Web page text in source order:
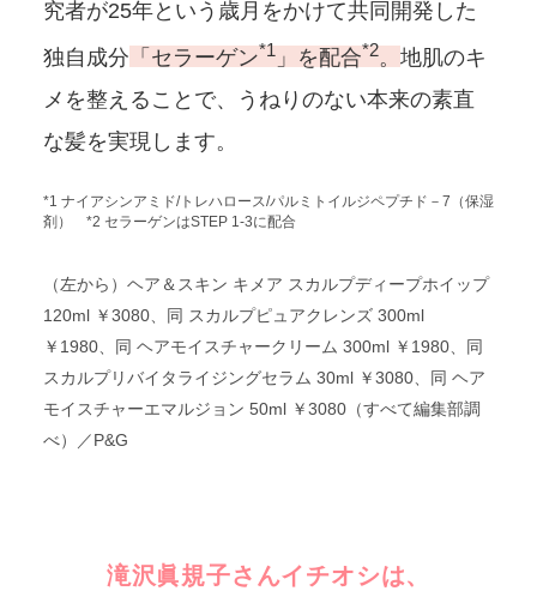
究者が25年という歳月をかけて共同開発した
独自成分 「セラーゲン*1」を配合*2。 地肌のキ
メを整えることで、うねりのない本来の素直
な髪を実現します。
*1 ナイアシンアミド/トレハロース/パルミトイルジペプチド－7（保湿
剤） *2 セラーゲンはSTEP 1-3に配合
（左から）ヘア＆スキン キメア スカルプディープホイップ
120ml ￥3080、同 スカルプピュアクレンズ 300ml
￥1980、同 ヘアモイスチャークリーム 300ml ￥1980、同
スカルプリバイタライジングセラム 30ml ￥3080、同 ヘア
モイスチャーエマルジョン 50ml ￥3080（すべて編集部調
べ）／P&G
滝沢眞規子さんイチオシは、